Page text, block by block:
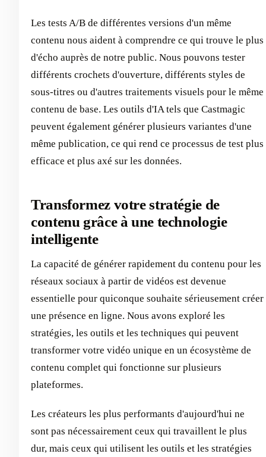
Les tests A/B de différentes versions d'un même
contenu nous aident à comprendre ce qui trouve le plus
d'écho auprès de notre public. Nous pouvons tester
différents crochets d'ouverture, différents styles de
sous-titres ou d'autres traitements visuels pour le même
contenu de base. Les outils d'IA tels que Castmagic
peuvent également générer plusieurs variantes d'une
même publication, ce qui rend ce processus de test plus
efficace et plus axé sur les données.
Transformez votre stratégie de
contenu grâce à une technologie
intelligente
La capacité de générer rapidement du contenu pour les
réseaux sociaux à partir de vidéos est devenue
essentielle pour quiconque souhaite sérieusement créer
une présence en ligne. Nous avons exploré les
stratégies, les outils et les techniques qui peuvent
transformer votre vidéo unique en un écosystème de
contenu complet qui fonctionne sur plusieurs
plateformes.
Les créateurs les plus performants d'aujourd'hui ne
sont pas nécessairement ceux qui travaillent le plus
dur, mais ceux qui utilisent les outils et les stratégies